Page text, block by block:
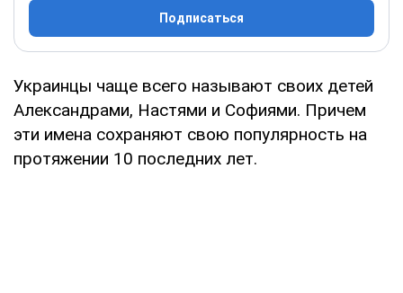
Подписаться
Украинцы чаще всего называют своих детей
Александрами, Настями и Софиями. Причем
эти имена сохраняют свою популярность на
протяжении 10 последних лет.